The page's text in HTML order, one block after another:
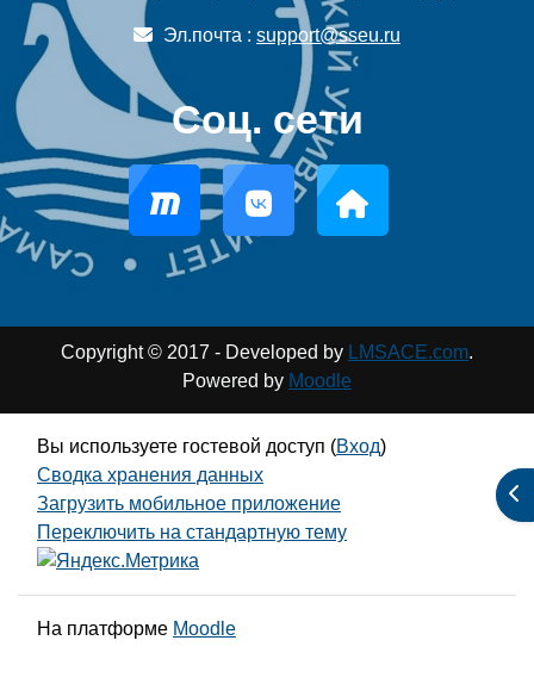
Эл.почта : support@sseu.ru
Соц. сети
Copyright © 2017 - Developed by LMSACE.com.
Powered by Moodle
Вы используете гостевой доступ (Вход)
Сводка хранения данных
Загрузить мобильное приложение
Переключить на стандартную тему
На платформе Moodle